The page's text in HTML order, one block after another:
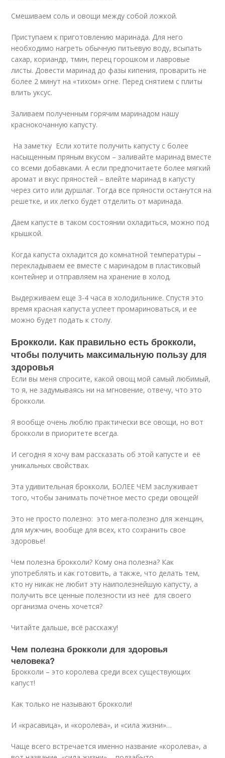
Смешиваем соль и овощи между собой ложкой.
Приступаем к приготовлению маринада. Для него
необходимо нагреть обычную питьевую воду, всыпать
сахар, кориандр, тмин, перец горошком и лавровые
листы. Довести маринад до фазы кипения, проварить не
более 2 минут на «тихом» огне. Перед снятием с плиты
влить уксус.
Заливаем полученным горячим маринадом нашу
краснокочанную капусту.
На заметку Если хотите получить капусту с более
насыщенным пряным вкусом – заливайте маринад вместе
со всеми добавками. А если предпочитаете более мягкий
аромат и вкус пряностей – влейте маринад в капусту
через сито или дуршлаг. Тогда все пряности останутся на
решетке, и их легко будет отделить от маринада.
Даем капусте в таком состоянии охладиться, можно под
крышкой.
Когда капуста охладится до комнатной температуры –
перекладываем ее вместе с маринадом в пластиковый
контейнер и отправляем на хранение в холод.
Выдерживаем еще 3-4 часа в холодильнике. Спустя это
время красная капуста успеет промариноваться, и ее
можно будет подать к столу.
Брокколи. Как правильно есть брокколи,
чтобы получить максимальную пользу для
здоровья
Если вы меня спросите, какой овощ мой самый любимый,
то я, не задумываясь ни на мгновение, отвечу, что это
брокколи.
Я вообще очень люблю практически все овощи, но вот
брокколи в приоритете всегда.
И сегодня я хочу вам рассказать об этой капусте и её
уникальных свойствах.
Эта удивительная брокколи, БОЛЕЕ ЧЕМ заслуживает
того, чтобы занимать почётное место среди овощей!
Это не просто полезно: это мега-полезно для женщин,
для мужчин, вообще для всех, кто сохранить свое
здоровье!
Чем полезна брокколи? Кому она полезна? Как
употреблять и как готовить, а также, что делать тем,
кто ну никак не любит эту наиполезнейшую капусту, а
получить все ценные полезности из неё для своего
организма очень хочется?
Читайте дальше, всё расскажу!
Чем полезна брокколи для здоровья
человека?
Брокколи – это королева среди всех существующих
капуст!
Как только не называют брокколи!
И «красавица», и «королева», и «сила жизни»…
Чаще всего встречается именно название «королева», а